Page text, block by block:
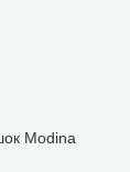
Modina